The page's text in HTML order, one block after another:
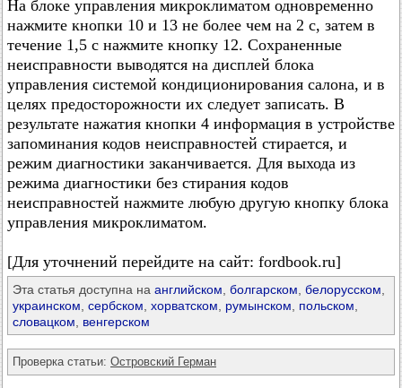
На блоке управления микроклиматом одновременно
нажмите кнопки 10 и 13 не более чем на 2 с, затем в
течение 1,5 с нажмите кнопку 12. Сохраненные
неисправности выводятся на дисплей блока
управления системой кондиционирования салона, и в
целях предосторожности их следует записать. В
результате нажатия кнопки 4 информация в устройстве
запоминания кодов неисправностей стирается, и
режим диагностики заканчивается. Для выхода из
режима диагностики без стирания кодов
неисправностей нажмите любую другую кнопку блока
управления микроклиматом.
[Для уточнений перейдите на сайт: fordbook.ru]
Эта статья доступна на английском болгарском белорусском
украинском сербском хорватском румынском польском
словацком
венгерском
Проверка статьи: Островский Герман